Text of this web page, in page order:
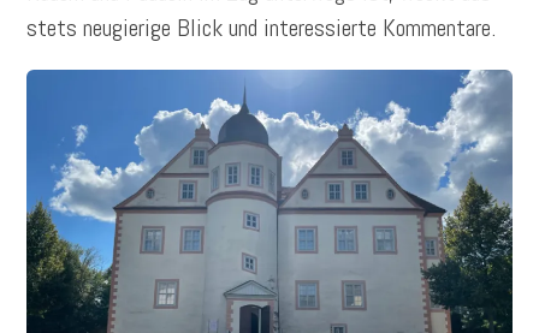
stets neugierige Blick und interessierte Kommentare.